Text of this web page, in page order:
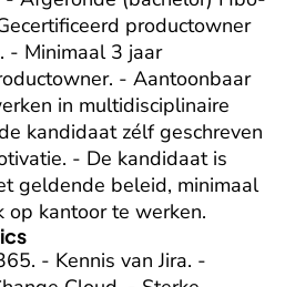
productowner
- Minimaal 3 jaar
- Aantoonbaar
in multidisciplinaire
kandidaat zélf geschreven
- De kandidaat is
geldende beleid, minimaal
kantoor te werken.
- Kennis van Jira. -